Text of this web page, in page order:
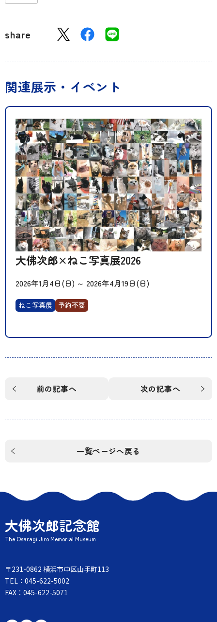
share
関連展示・イベント
大佛次郎×ねこ写真展2026
2026年1月4日(日) ～ 2026年4月19日(日)
ねこ写真展 予約不要
前の記事へ 次の記事へ
一覧ページへ戻る
大佛次郎記念館
The Osaragi Jiro Memorial Museum
〒231-0862 横浜市中区山手町113
TEL：045-622-5002
FAX：045-622-5071